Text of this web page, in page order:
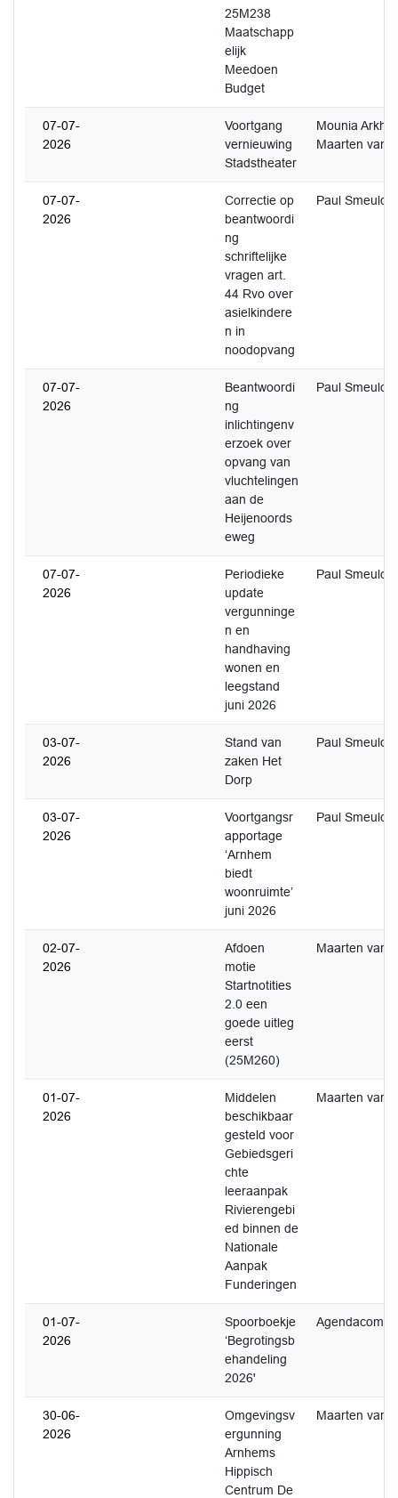
25M238
Maatschapp
elijk
Meedoen
Budget
07-07-
2026
Voortgang
vernieuwing
Stadstheater
Mounia
Maarten van
07-07-
2026
Correctie op
beantwoordi
ng
schriftelijke
vragen art.
44 Rvo over
asielkindere
n in
noodopvang
Paul
07-07-
2026
Beantwoordi
ng
inlichtingenv
erzoek over
opvang van
vluchtelingen
aan de
Heijenoords
eweg
Paul
07-07-
2026
Periodieke
update
vergunninge
n en
handhaving
wonen en
leegstand
juni 2026
Paul
03-07-
2026
Stand van
zaken Het
Dorp
Paul
03-07-
2026
Voortgangsr
apportage
‘Arnhem
biedt
woonruimte’
juni 2026
Paul
02-07-
2026
Afdoen
motie
Startnotities
2.0 een
goede uitleg
eerst
(25M260)
Maarten van
01-07-
2026
Middelen
beschikbaar
gesteld voor
Gebiedsgeri
chte
leeraanpak
Rivierengebi
ed binnen de
Nationale
Aanpak
Funderingen
Maarten van
01-07-
2026
Spoorboekje
‘Begrotingsb
ehandeling
2026'
30-06-
2026
Omgevingsv
ergunning
Arnhems
Hippisch
Centrum De
Maarten van